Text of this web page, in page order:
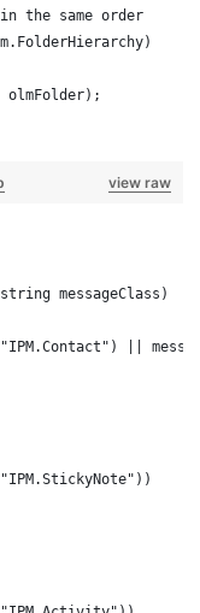
the same order
olmFolder);
view raw
messageClass)
||